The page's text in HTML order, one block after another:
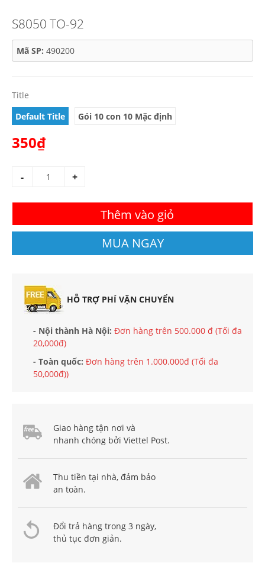
S8050 TO-92
Mã SP: 490200
Title
Default Title
Gói 10 con 10 Mặc định
350₫
- +
Thêm vào giỏ
MUA NGAY
HỖ TRỢ PHÍ VẬN CHUYỂN
- Nội thành Hà Nội: Đơn hàng trên 500.000 đ (Tối đa
20,000đ)
- Toàn quốc: Đơn hàng trên 1.000.000đ (Tối đa
50,000đ))
Giao hàng tận nơi và
nhanh chóng bởi Viettel Post.
Thu tiền tại nhà, đảm bảo
an toàn.
Đổi trả hàng trong 3 ngày,
thủ tục đơn giản.